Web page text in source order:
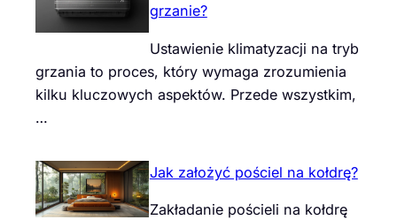
grzanie?
Ustawienie klimatyzacji na tryb
grzania to proces, który wymaga zrozumienia
kilku kluczowych aspektów. Przede wszystkim,
…
Jak założyć pościel na kołdrę?
Zakładanie pościeli na kołdrę